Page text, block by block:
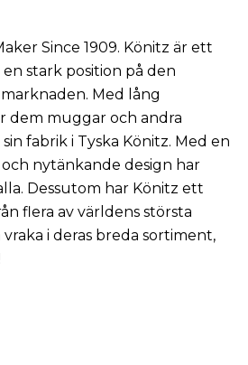
Since 1909. Könitz är ett
stark position på den
Med lång
dem muggar och andra
fabrik i Tyska Könitz. Med en
och nytänkande design har
Dessutom har Könitz ett
flera av världens största
i deras breda sortiment,